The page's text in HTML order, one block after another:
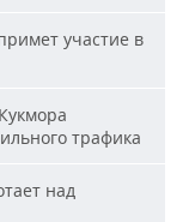
участие в
трафика
над